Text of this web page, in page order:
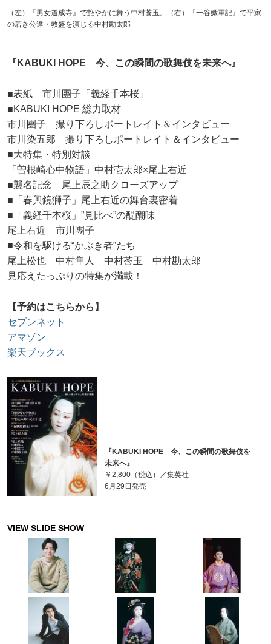
（左）『男女道成寺』で艶やかに舞う中村莟玉。（右）『一谷嫩軍記』で平家
の若き公達・敦盛を演じる中村勘太郎
『KABUKI HOPE 今、この瞬間の歌舞伎を未来へ』
■表紙 市川團子「義経千本桜」
■KABUKI HOPE 総力取材
市川團子 撮り下ろしポートレイト＆インタビュー
市川染五郎 撮り下ろしポートレイト＆インタビュー
■大特集・特別対談
「曽根崎心中物語」中村壱太郎×尾上右近
■襲名記念 尾上辰之助クローズアップ
■「春興鏡獅子」尾上右近の舞台裏密着
■「義経千本桜」”見比べ”の醍醐味
尾上右近 市川團子
■令和を駆ける“かぶき者”たち
尾上松也 中村隼人 中村莟玉 中村勘太郎
見応えたっぷりの特集が満載！
【予約はこちらから】
セブンネット
アマゾン
楽天ブックス
『KABUKI HOPE 今、この瞬間の歌舞伎を
未来へ』
￥2,800（税込）／集英社
6月29日発売